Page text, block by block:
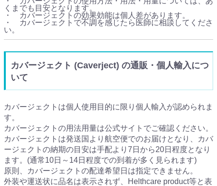
くまでも目安となります。
・ カバージェクトの効果効能は個人差があります。
・ カバージェクトで不調を感じたら医師に相談してくださ
い。
カバージェクト (Caverject) の通販・個人輸入につ
いて
カバージェクトは個人使用目的に限り個人輸入が認められま
す。
カバージェクトの用法用量は公式サイトでご確認ください。
カバージェクトは発送国より航空便でのお届けとなり、カバ
ージェクトの納期の目安は手配より7日から20日程度となり
ます。(通常10日～14日程度での到着が多く見られます)
原則、カバージェクトの配達希望日は指定できません。
外装や運送状に品名は表示されず、Helthcare product等と表